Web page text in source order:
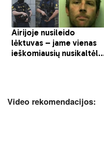
Video rekomendacijos: